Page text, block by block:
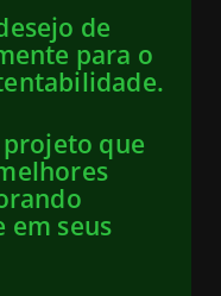
de
para o
que
em seus